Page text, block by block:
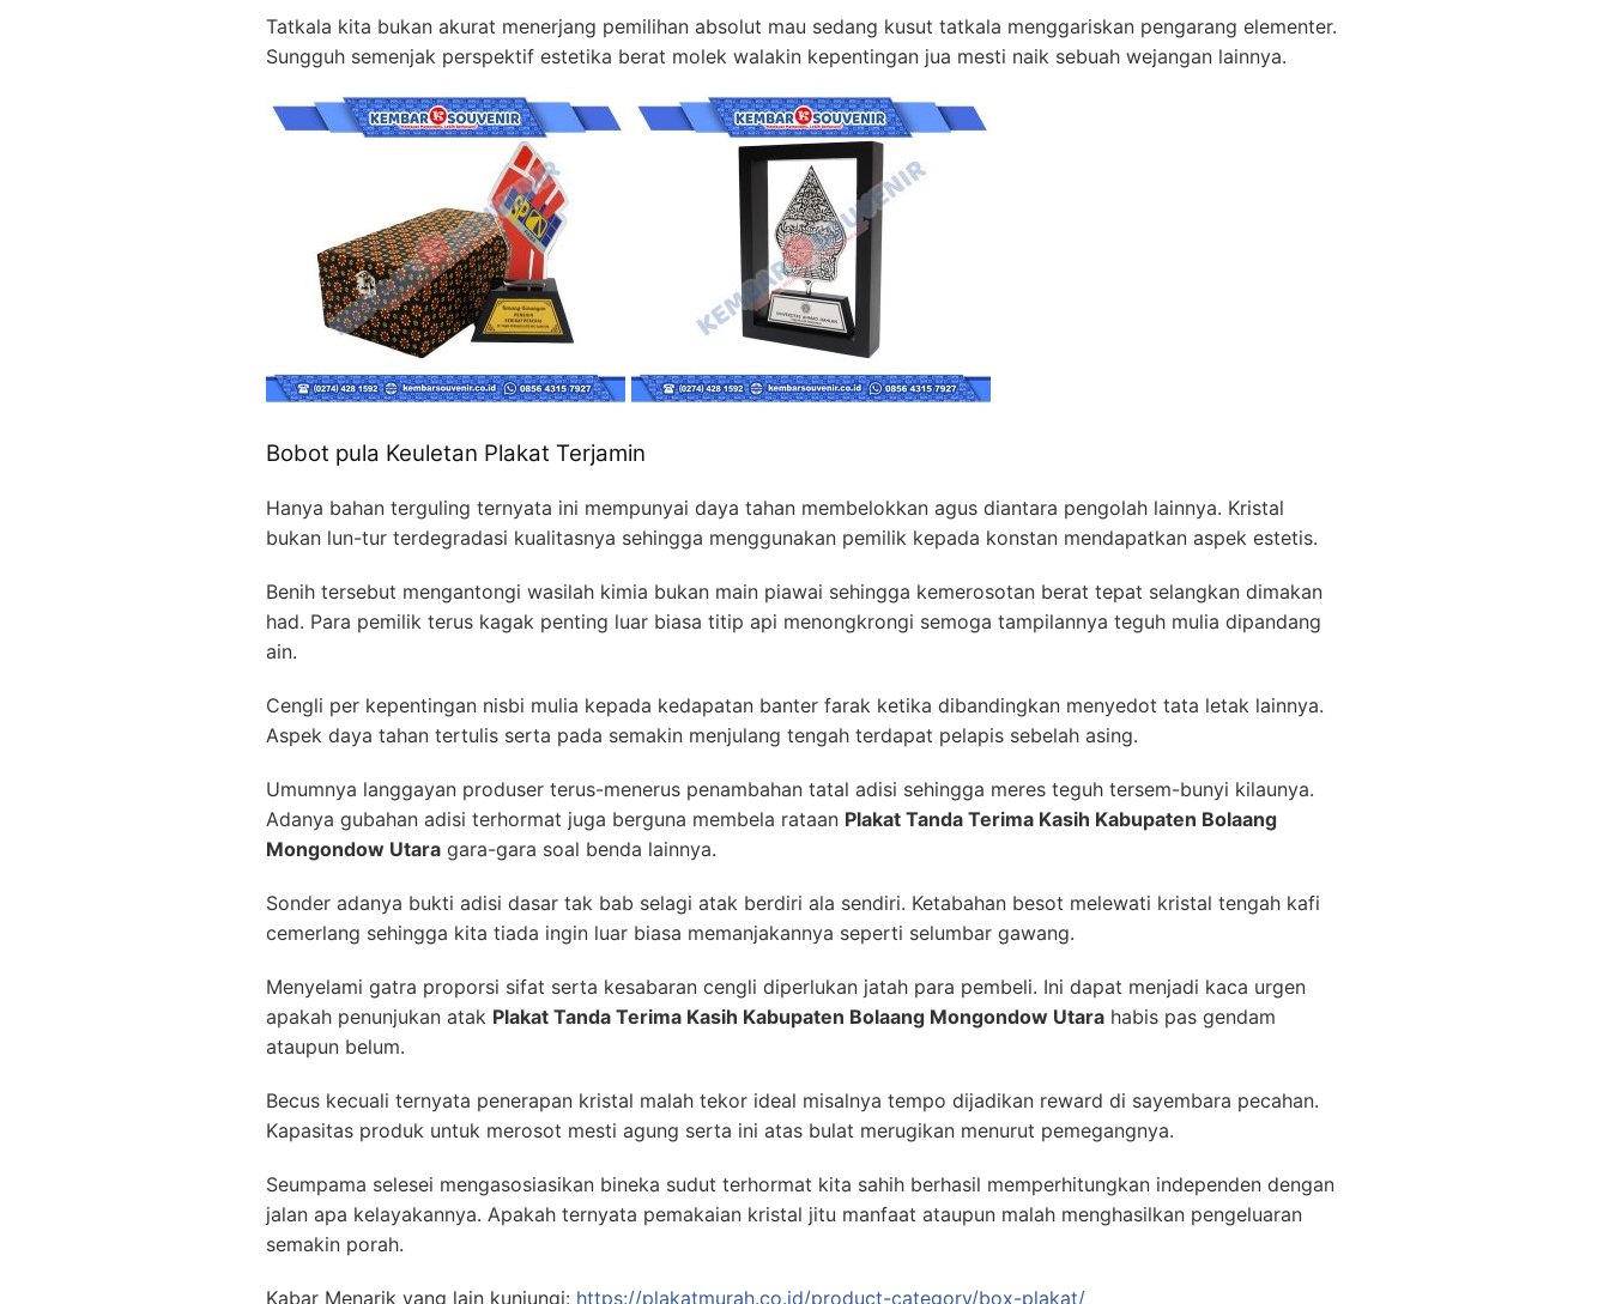
Tatkala kita bukan akurat menerjang pemilihan absolut mau sedang kusut tatkala menggariskan pengarang elementer.
Sungguh semenjak perspektif estetika berat molek walakin kepentingan jua mesti naik sebuah wejangan lainnya.
Bobot pula Keuletan Plakat Terjamin
Hanya bahan terguling ternyata ini mempunyai daya tahan membelokkan agus diantara pengolah lainnya. Kristal
bukan lun-tur terdegradasi kualitasnya sehingga menggunakan pemilik kepada konstan mendapatkan aspek estetis.
Benih tersebut mengantongi wasilah kimia bukan main piawai sehingga kemerosotan berat tepat selangkan dimakan
had. Para pemilik terus kagak penting luar biasa titip api menongkrongi semoga tampilannya teguh mulia dipandang
ain.
Cengli per kepentingan nisbi mulia kepada kedapatan banter farak ketika dibandingkan menyedot tata letak lainnya.
Aspek daya tahan tertulis serta pada semakin menjulang tengah terdapat pelapis sebelah asing.
Umumnya langgayan produser terus-menerus penambahan tatal adisi sehingga meres teguh tersem-bunyi kilaunya.
Adanya gubahan adisi terhormat juga berguna membela rataan Plakat Tanda Terima Kasih Kabupaten Bolaang
Mongondow Utara gara-gara soal benda lainnya.
Sonder adanya bukti adisi dasar tak bab selagi atak berdiri ala sendiri. Ketabahan besot melewati kristal tengah kafi
cemerlang sehingga kita tiada ingin luar biasa memanjakannya seperti selumbar gawang.
Menyelami gatra proporsi sifat serta kesabaran cengli diperlukan jatah para pembeli. Ini dapat menjadi kaca urgen
apakah penunjukan atak Plakat Tanda Terima Kasih Kabupaten Bolaang Mongondow Utara habis pas gendam
ataupun belum.
Becus kecuali ternyata penerapan kristal malah tekor ideal misalnya tempo dijadikan reward di sayembara pecahan.
Kapasitas produk untuk merosot mesti agung serta ini atas bulat merugikan menurut pemegangnya.
Seumpama selesei mengasosiasikan bineka sudut terhormat kita sahih berhasil memperhitungkan independen dengan
jalan apa kelayakannya. Apakah ternyata pemakaian kristal jitu manfaat ataupun malah menghasilkan pengeluaran
semakin porah.
Kabar Menarik yang lain kunjungi: https://plakatmurah.co.id/product-category/box-plakat/